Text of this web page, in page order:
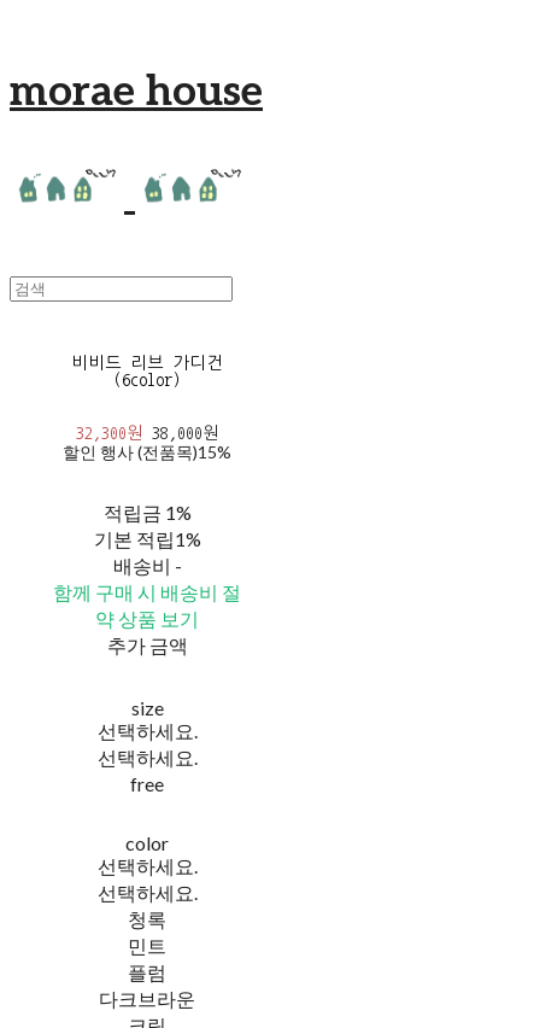
morae house
비비드 리브 가디건
(6color)
32,300원 38,000원
할인 행사 (전품목)15%
적립금 1%
기본 적립1%
배송비 -
함께 구매 시 배송비 절
약 상품 보기
추가 금액
size
선택하세요.
선택하세요.
free
color
선택하세요.
선택하세요.
청록
민트
플럼
다크브라운